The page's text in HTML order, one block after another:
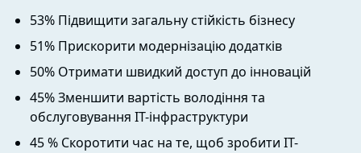
53% Підвищити загальну стійкість бізнесу
51% Прискорити модернізацію додатків
50% Отримати швидкий доступ до інновацій
45% Зменшити вартість володіння та
обслуговування IT-інфраструктури
45 % Скоротити час на те, щоб зробити IT-